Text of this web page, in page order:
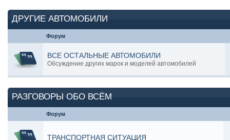
ДРУГИЕ АВТОМОБИЛИ
Форум
ВСЕ ОСТАЛЬНЫЕ АВТОМОБИЛИ
Обсуждение других марок и моделей автомобилей
РАЗГОВОРЫ ОБО ВСЁМ
Форум
ТРАНСПОРТНАЯ СИТУАЦИЯ